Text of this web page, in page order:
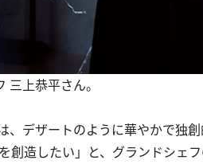
三上恭平さん。
、デザートのように華やかで独
造したい」と、グランドシェフ